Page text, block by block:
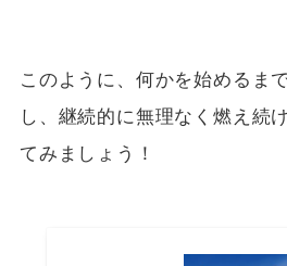
このように、何かを始めるま
し、継続的に無理なく燃え続
てみましょう！